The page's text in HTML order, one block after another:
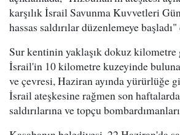
karşılık İsrail Savunma Kuvvetleri
hassas saldırılar düzenlemeye
Sur kentinin yaklaşık dokuz kilometre
İsrail'in 10 kilometre kuzeyinde
ve çevresi, Haziran ayında yürürlüğe
İsrail ateşkesine rağmen son
saldırılarına ve topçu